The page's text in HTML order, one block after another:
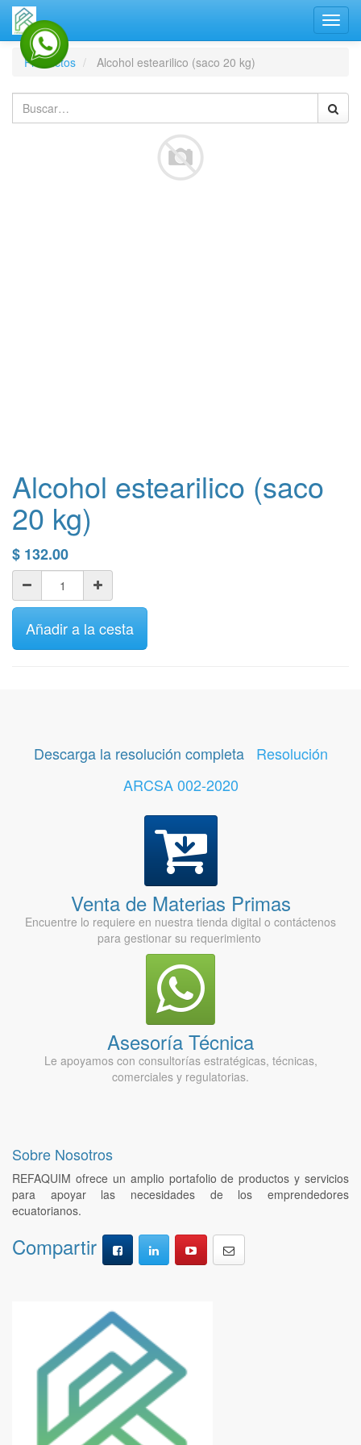
Productos
Alcohol estearilico (saco 20 kg)
Alcohol estearilico (saco
20 kg)
$ 132.00
Añadir a la cesta
Descarga la resolución completa
Resolución
ARCSA 002-2020
Venta de Materias Primas
Encuentre lo requiere en nuestra tienda digital o contáctenos
para gestionar su requerimiento
Asesoría Técnica
Le apoyamos con consultorías estratégicas, técnicas,
comerciales y regulatorias.
Sobre Nosotros
REFAQUIM ofrece un amplio portafolio de productos y servicios
para apoyar las necesidades de los emprendedores
ecuatorianos.
Compartir